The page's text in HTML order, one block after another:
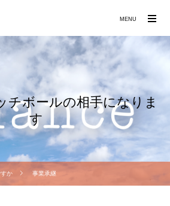
チボールの相手になりま
す
か 事業承継
MENU